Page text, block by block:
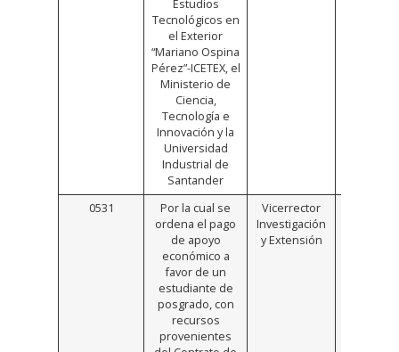
Estudios
Tecnológicos en
el Exterior
“Mariano Ospina
Pérez”-ICETEX, el
Ministerio de
Ciencia,
Tecnología e
Innovación y la
Universidad
Industrial de
Santander
0531
Por la cual se
ordena el pago
de apoyo
económico a
favor de un
estudiante de
posgrado, con
recursos
provenientes
Vicerrector
Investigación
y Extensión